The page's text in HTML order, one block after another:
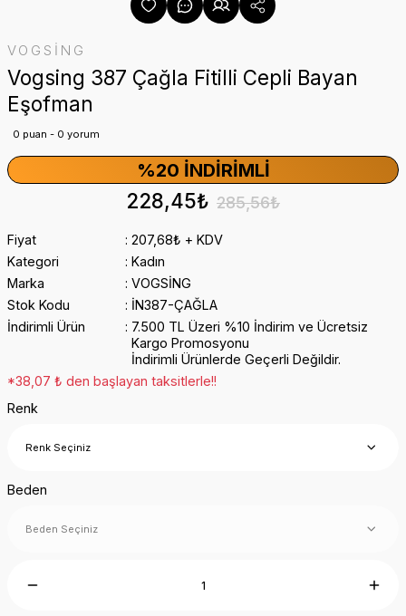
VOGSİNG
Vogsing 387 Çağla Fitilli Cepli Bayan
Eşofman
0 puan - 0 yorum
%20 İNDIRIMLI
228,45₺ 285,56₺
Fiyat
207,68₺ + KDV
Kategori
Kadın
Marka
VOGSİNG
Stok Kodu
İN387-ÇAĞLA
İndirimli Ürün
7.500 TL Üzeri %10 İndirim ve Ücretsiz
Kargo Promosyonu
İndirimli Ürünlerde Geçerli Değildir.
*38,07 ₺ den başlayan taksitlerle!!
Renk
Beden